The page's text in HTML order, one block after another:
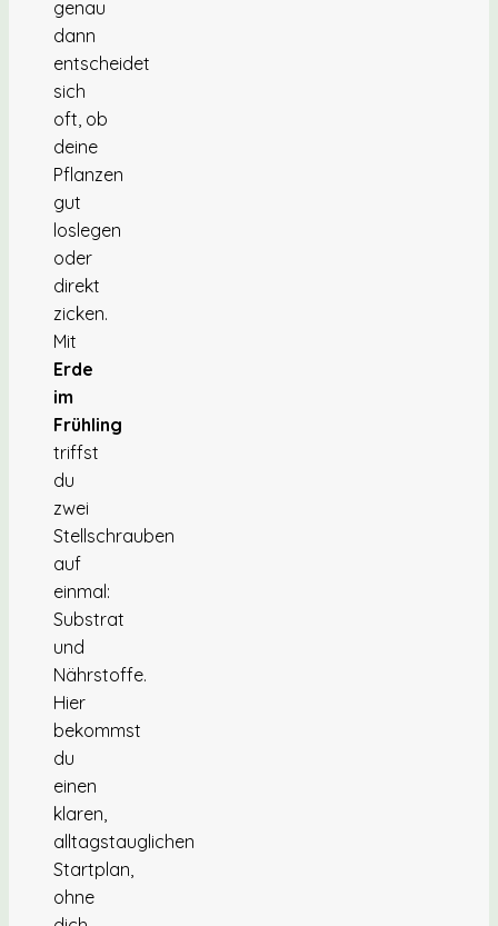
genau
dann
entscheidet
sich
oft, ob
deine
Pflanzen
gut
loslegen
oder
direkt
zicken.
Mit
Erde
im
Frühling
triffst
du
zwei
Stellschrauben
auf
einmal:
Substrat
und
Nährstoffe.
Hier
bekommst
du
einen
klaren,
alltagstauglichen
Startplan,
ohne